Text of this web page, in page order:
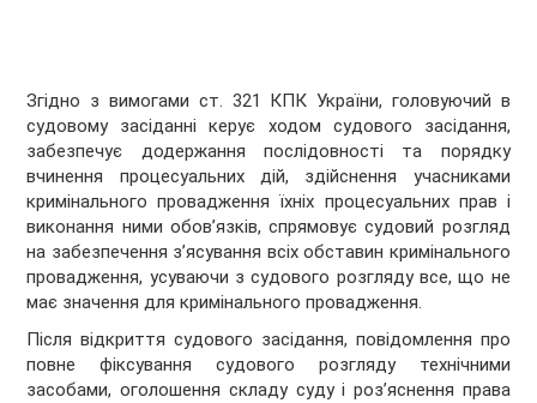
Згідно з вимогами ст. 321 КПК України, головуючий в
судовому засіданні керує ходом судового засідання,
забезпечує додержання послідовності та порядку
вчинення процесуальних дій, здійснення учасниками
кримінального провадження їхніх процесуальних прав і
виконання ними обов’язків, спрямовує судовий розгляд
на забезпечення з’ясування всіх обставин кримінального
провадження, усуваючи з судового розгляду все, що не
має значення для кримінального провадження.
Після відкриття судового засідання, повідомлення про
повне фіксування судового розгляду технічними
засобами, оголошення складу суду і роз’яснення права